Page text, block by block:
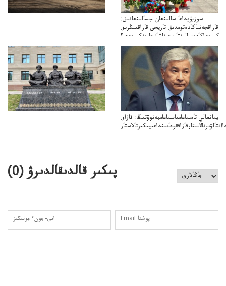
سوزبۇيداعا سالىنعان جسالىنعانىق:
قازاقجەتىاكادەتومدىق تاريحى قازاقتىڭرىق
كورەداكادەميالىقتاريحىقاشانجارىقكورەدى؟
يمانعالي تاسماعامتاسماعامبەتوۆتىڭ: قازاق
پىكىر قالدىقالدىرۋ (0
)